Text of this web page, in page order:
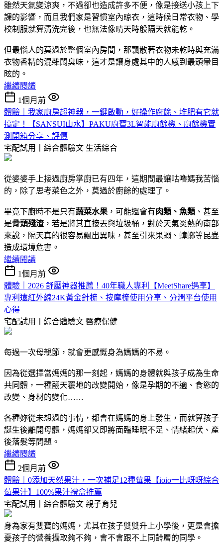
雖然天氣變涼爽，不過卻也造成許多不便，像是接送小孩上下
課的影響，而且我們家是習慣室內晾衣，這時候日常衣物、學
校制服就算清洗完後，也無法像晴天時般隔天就能乾。
但最惱人的莫過於整個室內房間，那飄散著衣物未乾時與充滿
衣物香精的混雜悶臭味，這才是讓身處其中的人感到最頭暈目
眩的。
繼續閱讀
1個月前
體驗｜我家廚房超神器，一鍵啟動，好操作廚餘、堆肥有它就
搞定！【SANSUI山水】PAKU廚寶3L智能廚餘機、廚餘機實
測開箱分享、評價
宅配試用丨綜合體驗文 生活綜合
從婆婆手上接過廚房掌廚已有四年，這期間最讓咕嚕媽我苦惱
的，除了思考菜色之外，莫過於廚餘的處理了。
畢竟下廚時不是只有蔬菜水果 ，可能還會有肉類、魚類 、甚至
是骨頭殘渣 ，若是將其直接丟與垃圾桶，對於天氣炎熱的南部
來說，隔天真的很容易飄出異味，甚至引來果蠅、蟑螂等昆蟲
造成環境危害。
繼續閱讀
1個月前
體驗｜2026 舒壓神器推薦！40年職人專利【MeetShare遇享】
專利遠紅外線24K黃金針梳、按摩梳使用分享、分潤平台使用
心得
宅配試用丨綜合體驗文 醫療保健
每過一次母親節，就會更感慨身為媽媽的不易。
因為從選擇當媽媽的那一刻起，媽媽的身體就與孩子成為生命
共同體，一種翻天覆地的改變開始，像是孕期的不適、食慾的
改變、身材的變化……
各種妳從未想過的事情，都會在媽媽的身上發生，而就算孩子
誕生後離開母體，媽媽卻又即將面臨睡眠不足、情緒起伏、產
後落髮等問題。
繼續閱讀
2個月前
體驗｜0添加天然果汁，一次補足12種莓果【ioio一比呀呀綜合
莓果汁】100%果汁禮盒推薦
宅配試用丨綜合體驗文 親子育兒
身為家有雙寶的媽媽，尤其在孩子雙雙升上小學後，更是會擔
憂孩子的營養攝取夠不夠，會不會跟不上同齡層的同學。